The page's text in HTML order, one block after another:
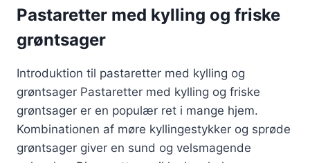
Pastaretter med kylling og friske
grøntsager
Introduktion til pastaretter med kylling og
grøntsager Pastaretter med kylling og friske
grøntsager er en populær ret i mange hjem.
Kombinationen af møre kyllingestykker og sprøde
grøntsager giver en sund og velsmagende